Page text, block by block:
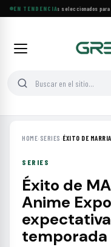
EN TENDENCIA
Siete filmes árabes seleccionados para
HOME› SERIES ›ÉXITO DE
SERIES
Éxito de
Anime
temporada